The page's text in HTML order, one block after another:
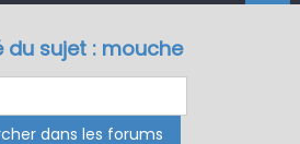
du sujet : mouche